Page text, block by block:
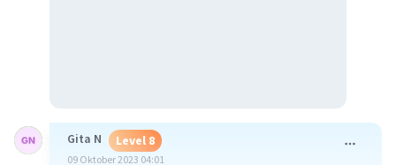
Gita N Level 8
09 Oktober 2023 04:01